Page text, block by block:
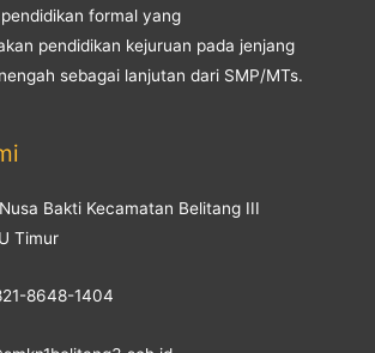
formal yang
pendidikan kejuruan pada jenjang
sebagai lanjutan dari SMP/MTs.
Bakti Kecamatan Belitang III
Timur
8648-1404